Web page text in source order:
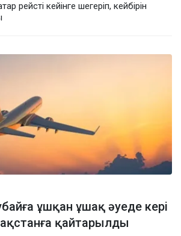
рейсті кейінге шегеріп, кейбірін
ұшқан ұшақ әуеде кері
қайтарылды